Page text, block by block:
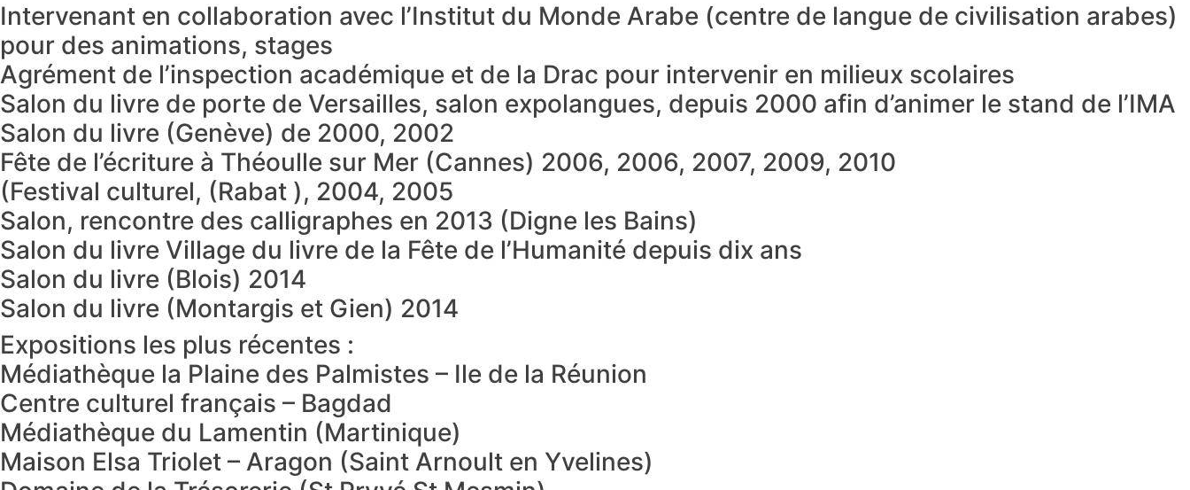
Intervenant en collaboration avec l’Institut du Monde Arabe (centre de langue de civilisation arabes)
pour des animations, stages
Agrément de l’inspection académique et de la Drac pour intervenir en milieux scolaires
Salon du livre de porte de Versailles, salon expolangues, depuis 2000 afin d’animer le stand de l’IMA
Salon du livre (Genève) de 2000, 2002
Fête de l’écriture à Théoulle sur Mer (Cannes) 2006, 2006, 2007, 2009, 2010
(Festival culturel, (Rabat ), 2004, 2005
Salon, rencontre des calligraphes en 2013 (Digne les Bains)
Salon du livre Village du livre de la Fête de l’Humanité depuis dix ans
Salon du livre (Blois) 2014
Salon du livre (Montargis et Gien) 2014
Expositions les plus récentes :
Médiathèque la Plaine des Palmistes – Ile de la Réunion
Centre culturel français – Bagdad
Médiathèque du Lamentin (Martinique)
Maison Elsa Triolet – Aragon (Saint Arnoult en Yvelines)